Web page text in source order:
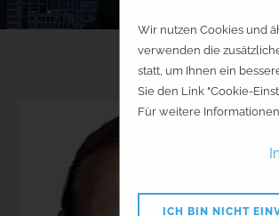
Wir nutzen Cookies und
verwenden die
statt, um Ihnen ein
Sie den Link "Cookie-
Für weitere
ICH BIN NICHT